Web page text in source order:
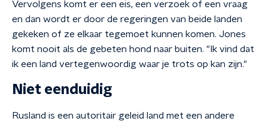
Vervolgens komt er een eis, een verzoek of een vraag
en dan wordt er door de regeringen van beide landen
gekeken of ze elkaar tegemoet kunnen komen. Jones
komt nooit als de gebeten hond naar buiten. "Ik vind dat
ik een land vertegenwoordig waar je trots op kan zijn."
Niet eenduidig
Rusland is een autoritair geleid land met een andere